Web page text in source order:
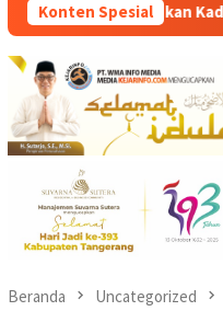
Konten Spesial
Bambu Atas Dugaan
Beranda Uncategorized